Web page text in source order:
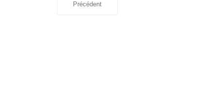
Précédent